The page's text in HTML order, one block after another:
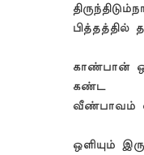
பித்தத்தில்
காண்பான்
கண்ட
வீண்பாவம்
ஒளியும்